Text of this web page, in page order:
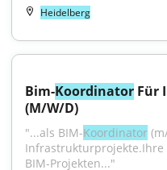
Heidelberg
Bim-Koordinator Für
(M/W/D)
"...als BIM-Koordinator
Infrastrukturprojekte.Ihre
BIM-Projekten..."